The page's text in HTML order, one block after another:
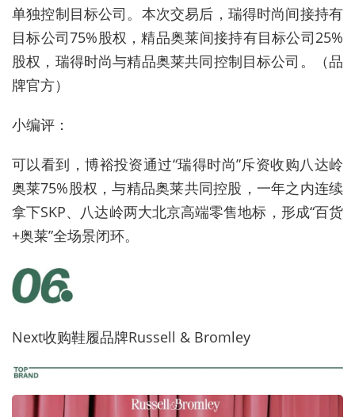
单独控制目标公司。本次交易后，瑞得时尚间接持有
目标公司75%股权，精品奥莱间接持有目标公司25%
股权，瑞得时尚与精品奥莱共同控制目标公司。（品
牌官方）
小编评：
可以看到，博裕投资通过“瑞得时尚”斥资收购八达岭
奥莱75%股权，与精品奥莱共同控股，一年之内连续
拿下SKP、八达岭两大北京高端零售地标，形成“百货
+奥莱”全场景闭环。
Next收购鞋履品牌Russell & Bromley